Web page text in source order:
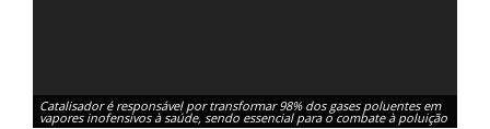
Catalisador é responsável por transformar 98% dos gases poluentes em
vapores inofensivos à saúde, sendo essencial para o combate à poluição